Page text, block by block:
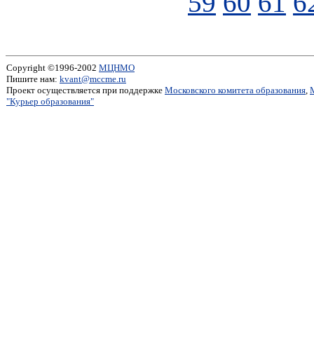
Copyright ©1996-2002 МЦНМО
Пишите нам: kvant@mccme.ru
Проект осуществляется при поддержке Московского комитета образования,
"Курьер образования"